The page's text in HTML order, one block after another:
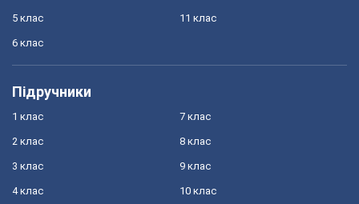
5 клас
6 клас
11 клас
Підручники
1 клас
2 клас
3 клас
4 клас
7 клас
8 клас
9 клас
10 клас